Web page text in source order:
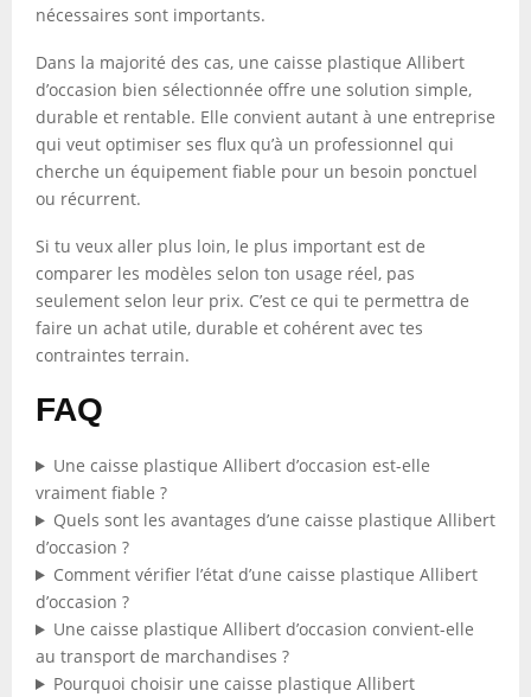
nécessaires sont importants.
Dans la majorité des cas, une caisse plastique Allibert
d’occasion bien sélectionnée offre une solution simple,
durable et rentable. Elle convient autant à une entreprise
qui veut optimiser ses flux qu’à un professionnel qui
cherche un équipement fiable pour un besoin ponctuel
ou récurrent.
Si tu veux aller plus loin, le plus important est de
comparer les modèles selon ton usage réel, pas
seulement selon leur prix. C’est ce qui te permettra de
faire un achat utile, durable et cohérent avec tes
contraintes terrain.
FAQ
Une caisse plastique Allibert d’occasion est-elle
vraiment fiable ?
Quels sont les avantages d’une caisse plastique Allibert
d’occasion ?
Comment vérifier l’état d’une caisse plastique Allibert
d’occasion ?
Une caisse plastique Allibert d’occasion convient-elle
au transport de marchandises ?
Pourquoi choisir une caisse plastique Allibert